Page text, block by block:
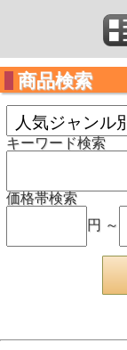
商品検索
キーワード検索
価格帯検索
円 ～